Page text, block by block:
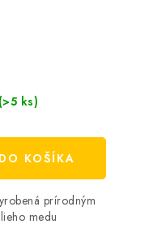
(>5 ks)
DO KOŠÍKA
prírodným
medu